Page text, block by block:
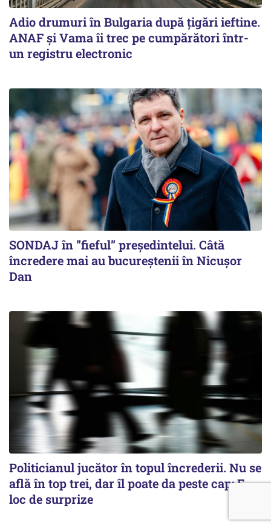
Adio drumuri în Bulgaria după țigări ieftine.
ANAF și Vama îi trec pe cumpărători într-
un registru electronic
SONDAJ în ”fieful” președintelui. Câtă
încredere mai au bucureștenii în Nicușor
Dan
Politicianul jucător în topul încrederii. Nu se
află în top trei, dar îl poate da peste cap: E
loc de surprize